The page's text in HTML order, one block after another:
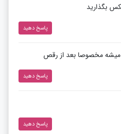
بگذاريد
پاسخ دهید
میشه مخصوصا بعد از رقص
پاسخ دهید
پاسخ دهید